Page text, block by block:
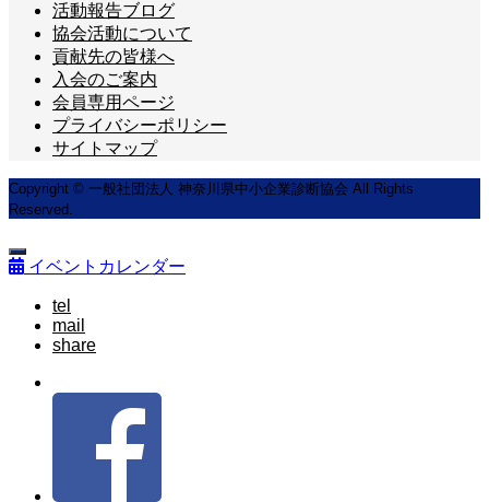
活動報告ブログ
協会活動について
貢献先の皆様へ
入会のご案内
会員専用ページ
プライバシーポリシー
サイトマップ
Copyright © 一般社団法人 神奈川県中小企業診断協会 All Rights
Reserved.
イベントカレンダー
tel
mail
share